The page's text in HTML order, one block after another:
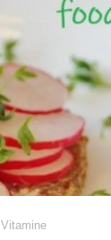
Vitamine